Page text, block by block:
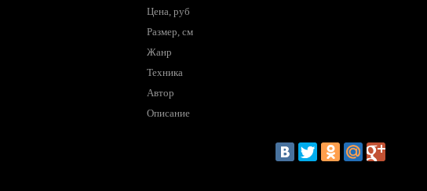
Цена, руб
Размер, см
Жанр
Техника
Автор
Описание